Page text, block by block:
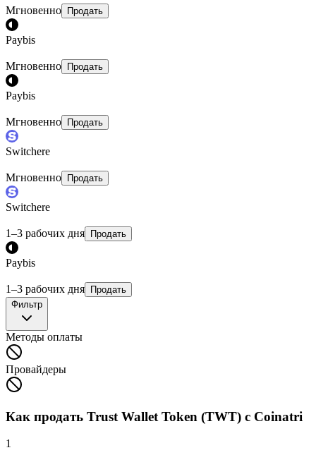
Мгновенно Продать
Paybis
Мгновенно Продать
Paybis
Мгновенно Продать
Switchere
Мгновенно Продать
Switchere
1–3 рабочих дня Продать
Paybis
1–3 рабочих дня
Продать
Фильтр
Методы оплаты
Провайдеры
Как продать Trust Wallet Token (TWT) с Coinatri
1